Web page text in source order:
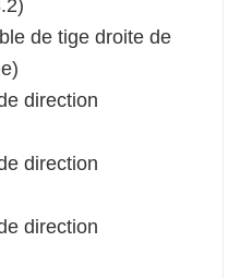
de tige droite de
direction
direction
direction